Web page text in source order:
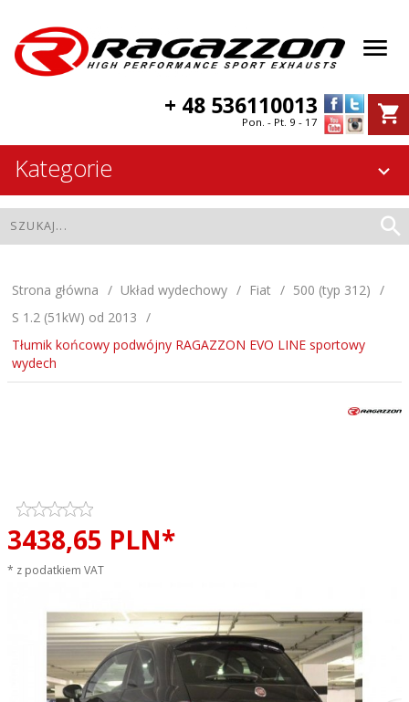
+ 48 536110013
Pon. - Pt. 9 - 17
Kategorie
Strona główna Układ wydechowy Fiat
500 (typ 312)
S 1.2 (51kW) od 2013
Tłumik końcowy podwójny RAGAZZON EVO LINE sportowy
wydech
3438,65 PLN*
* z podatkiem VAT